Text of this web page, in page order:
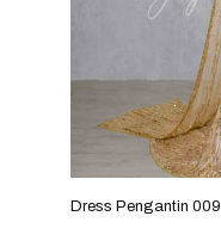
Dress Pengantin 009